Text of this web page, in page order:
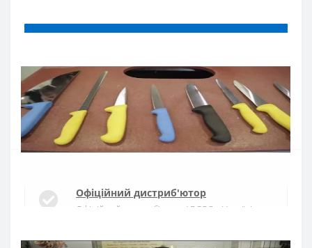
Купити в один клік
Введіть номер телефону і ми передзвонимо
Купити
Офіційний дистриб'ютор
Офіційний дистриб'ютор ARCOS в Україні